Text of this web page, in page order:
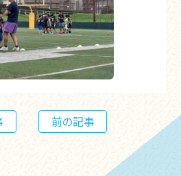
前の記事